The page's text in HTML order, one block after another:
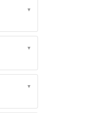
▼
▼
▼